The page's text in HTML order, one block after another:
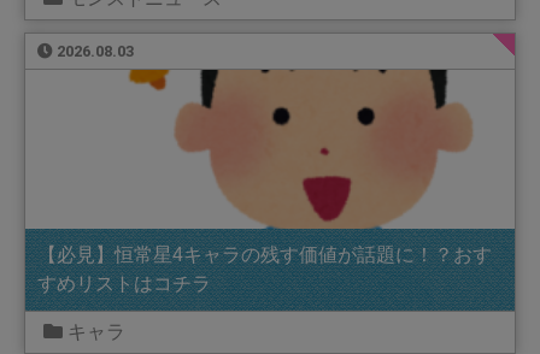
2026.08.03
【必見】恒常星4キャラの残す価値が話題に！？おす
すめリストはコチラ
キャラ